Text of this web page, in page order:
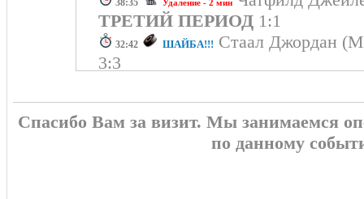
38:35 Удаление - 2 мин
ТРЕТИЙ ПЕРИОД 1:1
32:42 ШАЙБА!!! Стаал Джордан
3:3
2:3 Карлссон Вильям
Митчелл, Хауден Бретт)
2:2 Барбашёв Иван ШАЙБА!!!
Спасибо Вам за визит. Мы занимаемся
по данному